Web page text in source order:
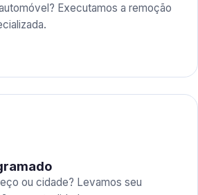
Executamos a remoção
ou cidade? Levamos seu